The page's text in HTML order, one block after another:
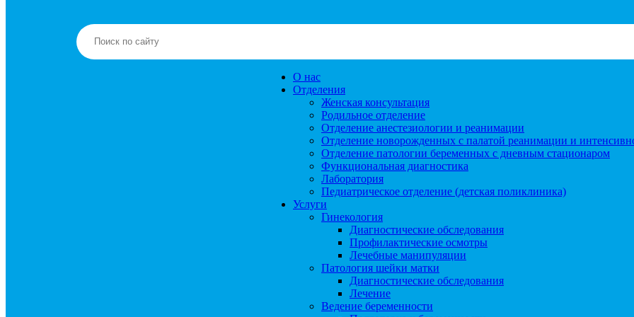
О нас
Отделения
Женская консультация
Родильное отделение
Отделение анестезиологии и реанимации
Отделение новорожденных с палатой реанимации и
Отделение патологии беременных с дневным стационаром
Функциональная диагностика
Лаборатория
Педиатрическое отделение (детская поликлиника)
Услуги
Гинекология
Диагностические обследования
Профилактические осмотры
Лечебные манипуляции
Патология шейки матки
Диагностические обследования
Лечение
Ведение беременности